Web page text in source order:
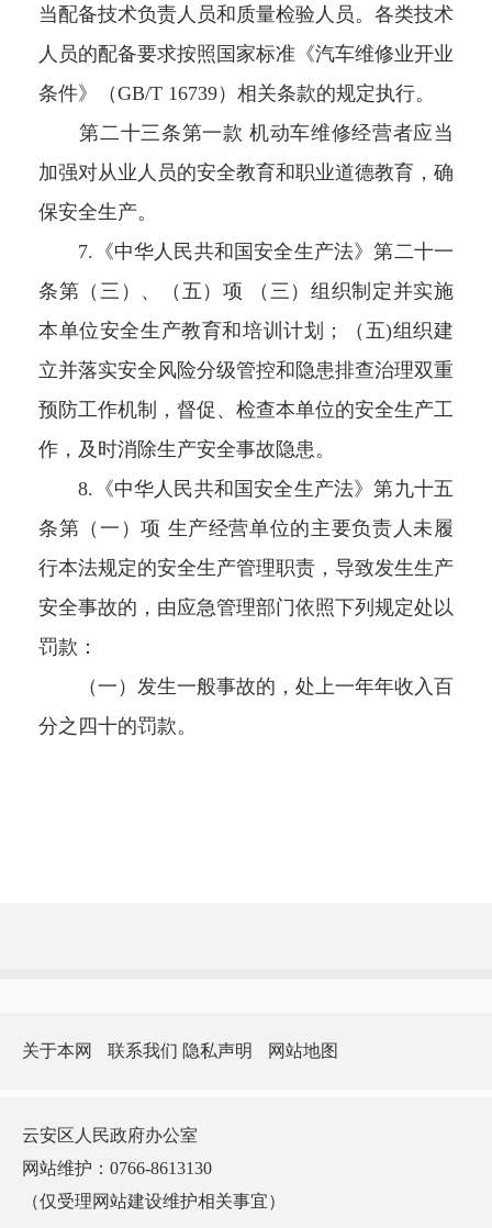
当配备技术负责人员和质量检验人员。各类技术
人员的配备要求按照国家标准《汽车维修业开业
条件》（GB/T 16739）相关条款的规定执行。
第二十三条第一款 机动车维修经营者应当
加强对从业人员的安全教育和职业道德教育，确
保安全生产。
7.《中华人民共和国安全生产法》第二十一
条第（三）、（五）项 （三）组织制定并实施
本单位安全生产教育和培训计划；（五)组织建
立并落实安全风险分级管控和隐患排查治理双重
预防工作机制，督促、检查本单位的安全生产工
作，及时消除生产安全事故隐患。
8.《中华人民共和国安全生产法》第九十五
条第（一）项 生产经营单位的主要负责人未履
行本法规定的安全生产管理职责，导致发生生产
安全事故的，由应急管理部门依照下列规定处以
罚款：
（一）发生一般事故的，处上一年年收入百
分之四十的罚款。
关于本网 联系我们 隐私声明 网站地图
云安区人民政府办公室
网站维护：0766-8613130
（仅受理网站建设维护相关事宜）